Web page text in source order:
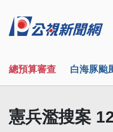
總預算審查 白海豚颱
憲兵濫搜案